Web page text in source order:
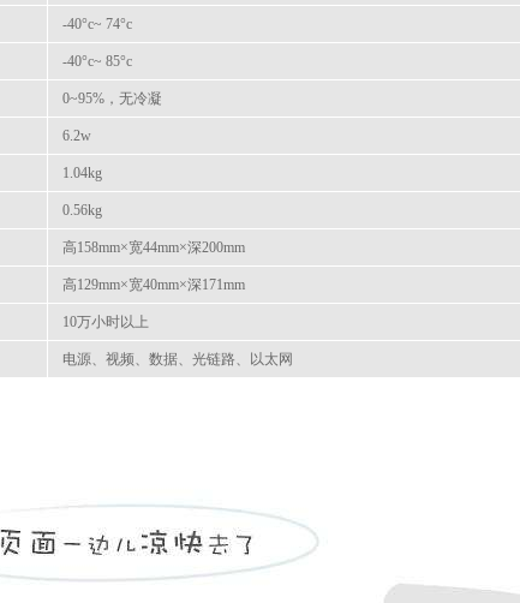
-40°c~ 74°c
-40°c~ 85°c
0~95%，无冷凝
6.2w
1.04kg
0.56kg
高158mm×宽44mm×深200mm
高129mm×宽40mm×深171mm
10万小时以上
电源、视频、数据、光链路、以太网